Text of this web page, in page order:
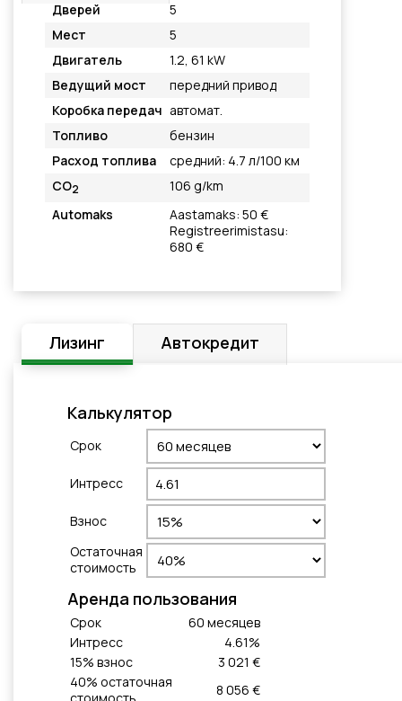
Дверей
5
Мест
5
Двигатель
1.2, 61 kW
Ведущий мост
передний привод
Коробка передач автомат.
Топливо
бензин
Расход топлива
средний: 4.7 л/100 км
CO2
106 g/km
Automaks
Aastamaks: 50 €
Registreerimistasu:
680 €
Лизинг Автокредит
Калькулятор
Cрок
Интресс
Взнос
Остаточная
стоимость
Aренда пользования
Cрок 60 месяцeв
Интресс
4.61%
15% взнос
3 021 €
40% остаточная
8 056 €